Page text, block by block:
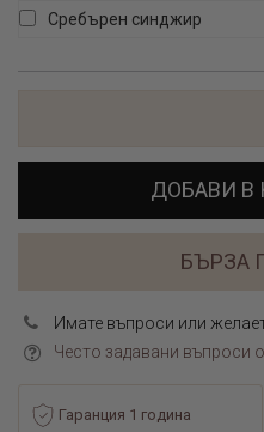
Сребърен синджир
ДОБАВИ В
БЪРЗА
Имате въпроси или
Често задавани въпроси
Гаранция 1 година